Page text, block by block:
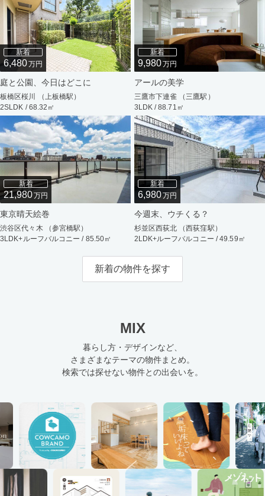
新着
6,480万円
庭と公園、今日はどこに
板橋区桜川 （上板橋駅）
2SLDK / 68.32㎡
新着
9,980万円
アールの美学
三鷹市下連雀 （三鷹駅）
3LDK / 88.71㎡
新着
21,980万円
東京晴天絵巻
渋谷区代々木 （参宮橋駅）
3LDK+ルーフバルコニー / 85.50㎡
新着
6,980万円
今週末、ウチくる？
杉並区西荻北 （西荻窪駅）
2LDK+ルーフバルコニー / 49.59㎡
新着の物件を探す
MIX
暮らし方・デザインなど、
さまざまなテーマの物件まとめ。
検索では探せない物件との出会いを。